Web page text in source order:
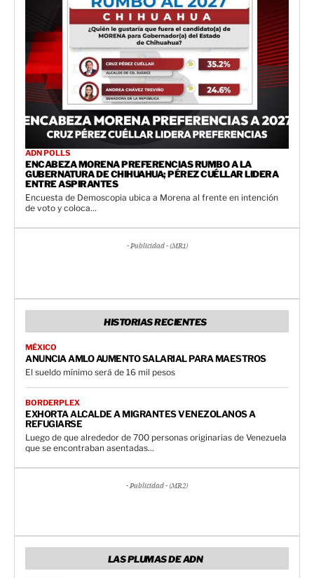
ADN POLLS
ENCABEZA MORENA PREFERENCIAS RUMBO A LA
GUBERNATURA DE CHIHUAHUA; PÉREZ CUÉLLAR LIDERA
ENTRE ASPIRANTES
Encuesta de Demoscopia ubica a Morena al frente en intención
de voto y coloca...
- Publicidad - (MR1)
HISTORIAS RECIENTES
MÉXICO
ANUNCIA AMLO AUMENTO SALARIAL PARA MAESTROS
El sueldo mínimo será de 16 mil pesos
BORDERPLEX
EXHORTA ALCALDE A MIGRANTES VENEZOLANOS A
REFUGIARSE
Luego de que alrededor de 700 personas originarias de Venezuela
que se encontraban asentadas...
- Publicidad - (MR2)
LAS PLUMAS DE ADN